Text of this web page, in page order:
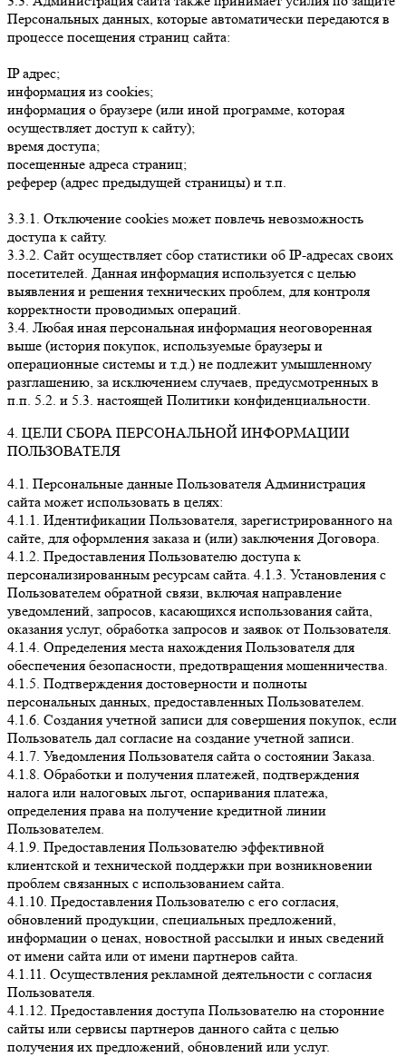
Персональных данных, которые автоматически передаются в
процессе посещения страниц сайта:
IP адрес;
информация из cookies;
информация о браузере (или иной программе, которая
осуществляет доступ к сайту);
время доступа;
посещенные адреса страниц;
реферер (адрес предыдущей страницы) и т.п.
3.3.1. Отключение cookies может повлечь невозможность
доступа к сайту.
3.3.2. Сайт осуществляет сбор статистики об IP-адресах своих
посетителей. Данная информация используется с целью
выявления и решения технических проблем, для контроля
корректности проводимых операций.
3.4. Любая иная персональная информация неоговоренная
выше (история покупок, используемые браузеры и
операционные системы и т.д.) не подлежит умышленному
разглашению, за исключением случаев, предусмотренных в
п.п. 5.2. и 5.3. настоящей Политики конфиденциальности.
4. ЦЕЛИ СБОРА ПЕРСОНАЛЬНОЙ ИНФОРМАЦИИ
ПОЛЬЗОВАТЕЛЯ
4.1. Персональные данные Пользователя Администрация
сайта может использовать в целях:
4.1.1. Идентификации Пользователя, зарегистрированного на
сайте, для оформления заказа и (или) заключения Договора.
4.1.2. Предоставления Пользователю доступа к
персонализированным ресурсам сайта. 4.1.3. Установления с
Пользователем обратной связи, включая направление
уведомлений, запросов, касающихся использования сайта,
оказания услуг, обработка запросов и заявок от Пользователя.
4.1.4. Определения места нахождения Пользователя для
обеспечения безопасности, предотвращения мошенничества.
4.1.5. Подтверждения достоверности и полноты
персональных данных, предоставленных Пользователем.
4.1.6. Создания учетной записи для совершения покупок, если
Пользователь дал согласие на создание учетной записи.
4.1.7. Уведомления Пользователя сайта о состоянии Заказа.
4.1.8. Обработки и получения платежей, подтверждения
налога или налоговых льгот, оспаривания платежа,
определения права на получение кредитной линии
Пользователем.
4.1.9. Предоставления Пользователю эффективной
клиентской и технической поддержки при возникновении
проблем связанных с использованием сайта.
4.1.10. Предоставления Пользователю с его согласия,
обновлений продукции, специальных предложений,
информации о ценах, новостной рассылки и иных сведений
от имени сайта или от имени партнеров сайта.
4.1.11. Осуществления рекламной деятельности с согласия
Пользователя.
4.1.12. Предоставления доступа Пользователю на сторонние
сайты или сервисы партнеров данного сайта с целью
получения их предложений, обновлений или услуг.